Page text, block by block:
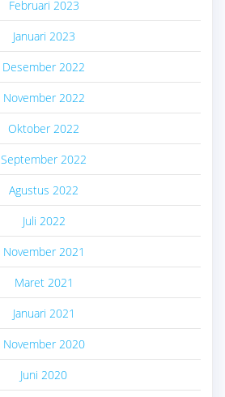
Februari 2023
Januari 2023
Desember 2022
November 2022
Oktober 2022
September 2022
Agustus 2022
Juli 2022
November 2021
Maret 2021
Januari 2021
November 2020
Juni 2020